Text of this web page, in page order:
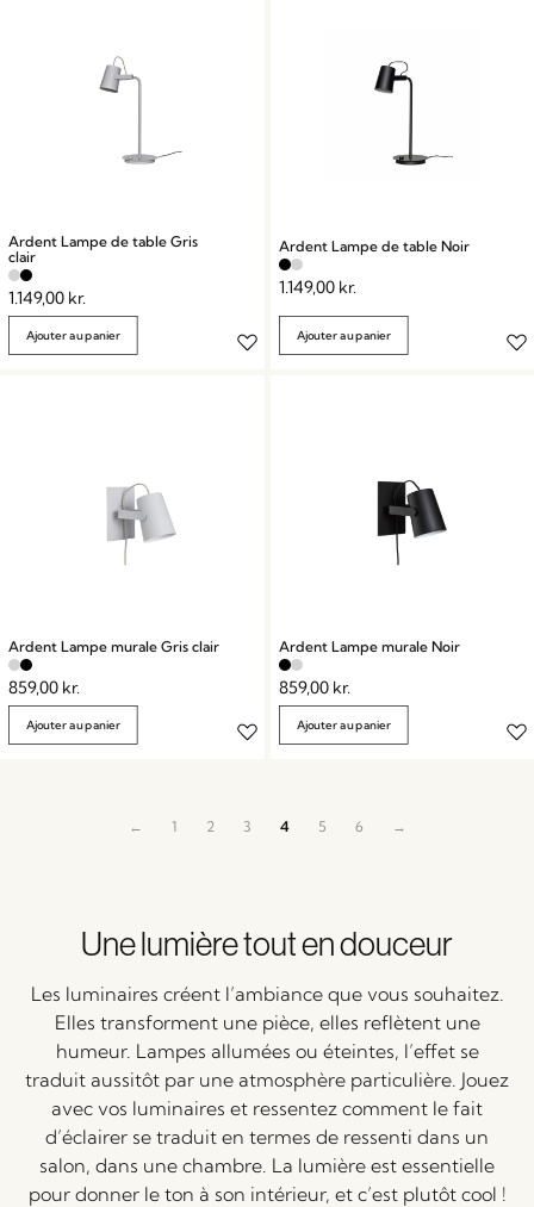
Ardent Lampe de table Gris
clair
1.149,00 kr.
Ajouter au panier
Ardent Lampe de table Noir
1.149,00 kr.
Ajouter au panier
Ardent Lampe murale Gris clair
859,00 kr.
Ajouter au panier
Ardent Lampe murale Noir
859,00 kr.
Ajouter au panier
← 1 2 3 4 5 6 →
Une lumière tout en douceur
Les luminaires créent l’ambiance que vous souhaitez.
Elles transforment une pièce, elles reflètent une
humeur. Lampes allumées ou éteintes, l’effet se
traduit aussitôt par une atmosphère particulière. Jouez
avec vos luminaires et ressentez comment le fait
d’éclairer se traduit en termes de ressenti dans un
salon, dans une chambre. La lumière est essentielle
pour donner le ton à son intérieur, et c’est plutôt cool !